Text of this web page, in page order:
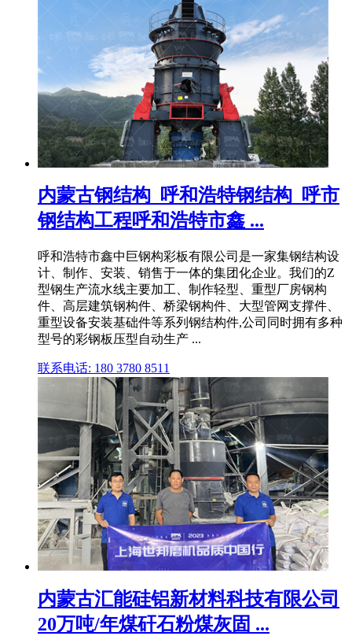
内蒙古钢结构_呼和浩特钢结构_呼市
钢结构工程呼和浩特市鑫 ...
呼和浩特市鑫中巨钢构彩板有限公司是一家集钢结构设
计、制作、安装、销售于一体的集团化企业。我们的Z
型钢生产流水线主要加工、制作轻型、重型厂房钢构
件、高层建筑钢构件、桥梁钢构件、大型管网支撑件、
重型设备安装基础件等系列钢结构件,公司同时拥有多种
型号的彩钢板压型自动生产 ...
联系电话: 180 3780 8511
内蒙古汇能硅铝新材料科技有限公司
20万吨/年煤矸石粉煤灰固 ...